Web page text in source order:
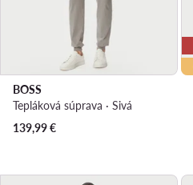
BOSS
Tepláková súprava · Sivá
139,99€